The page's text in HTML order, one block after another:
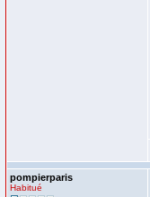
pompierparis
Habitué